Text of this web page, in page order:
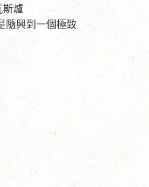
斯爐
隨興到一個極致